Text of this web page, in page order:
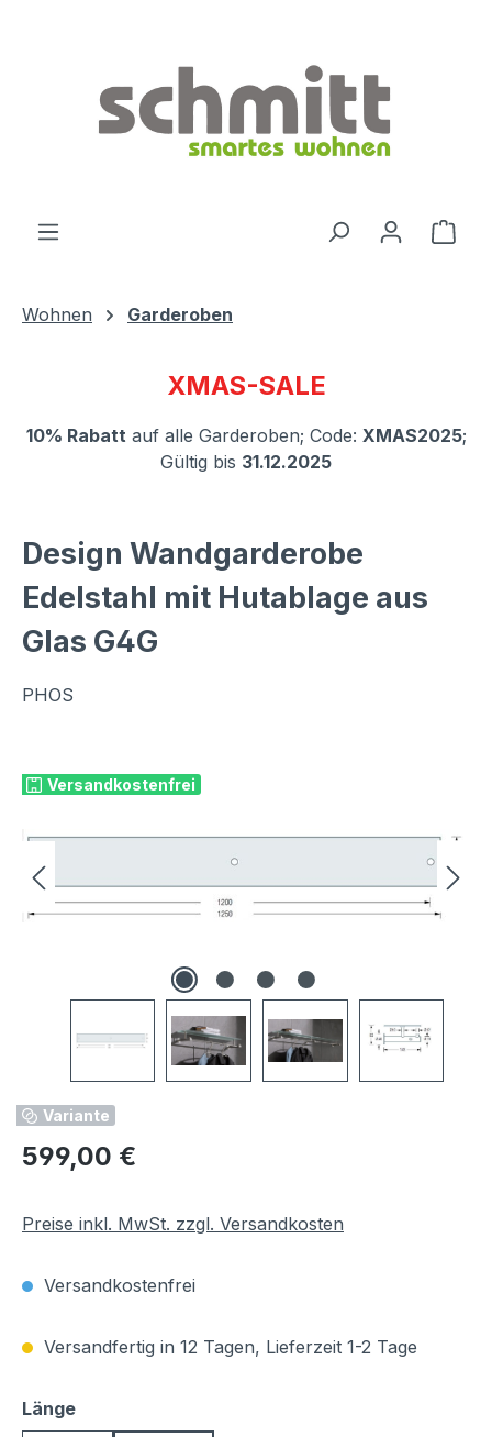
Wohnen Garderoben
XMAS-SALE
10% Rabatt auf alle Garderoben; Code: XMAS2025;
Gültig bis 31.12.2025
Design Wandgarderobe
Edelstahl mit Hutablage aus
Glas G4G
PHOS
Versandkostenfrei
Variante
Regulärer Preis:
599,00 €
Preise inkl. MwSt. zzgl. Versandkosten
Versandkostenfrei
Versandfertig in 12 Tagen, Lieferzeit 1-2 Tage
Längeauswählen